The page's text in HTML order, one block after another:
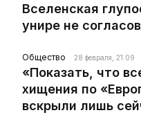
Вселенская
унире не
Общество 28 февраля, 21:09
«Показать, что
хищения по
вскрыли лишь